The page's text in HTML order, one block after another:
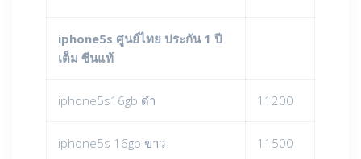
iphone5s ศูนย์ไทย ประกัน 1 ปี
เต็ม ซีนแท้
iphone5s16gb ดำ 11200
iphone5s 16gb ขาว 11500